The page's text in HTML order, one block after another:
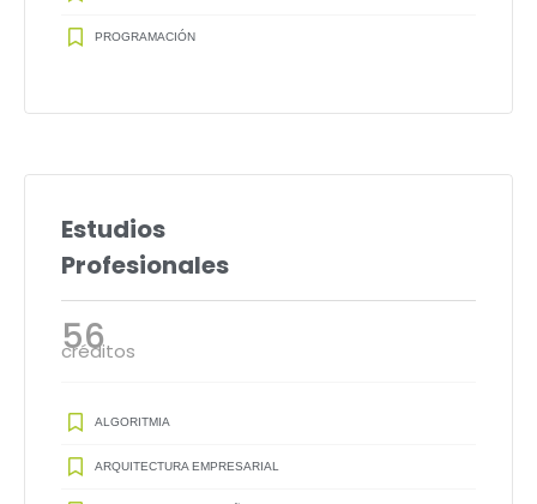
PROGRAMACIÓN
Estudios
Profesionales
56
créditos
ALGORITMIA
ARQUITECTURA EMPRESARIAL